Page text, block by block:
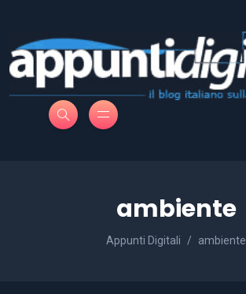
ambiente
Appunti Digitali ambiente